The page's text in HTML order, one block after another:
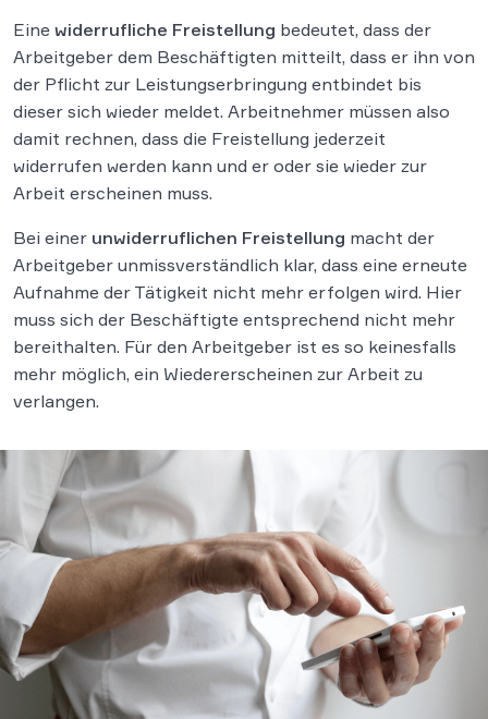
Eine widerrufliche Freistellung bedeutet, dass der
Arbeitgeber dem Beschäftigten mitteilt, dass er ihn von
der Pflicht zur Leistungserbringung entbindet bis
dieser sich wieder meldet. Arbeitnehmer müssen also
damit rechnen, dass die Freistellung jederzeit
widerrufen werden kann und er oder sie wieder zur
Arbeit erscheinen muss.
Bei einer unwiderruflichen Freistellung macht der
Arbeitgeber unmissverständlich klar, dass eine erneute
Aufnahme der Tätigkeit nicht mehr erfolgen wird. Hier
muss sich der Beschäftigte entsprechend nicht mehr
bereithalten. Für den Arbeitgeber ist es so keinesfalls
mehr möglich, ein Wiedererscheinen zur Arbeit zu
verlangen.